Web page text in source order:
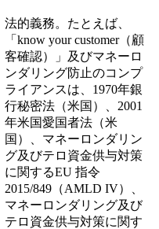
法的義務。たとえば、
「know your customer（顧
客確認）」及びマネーロ
ンダリング防止のコンプ
ライアンスは、1970年銀
行秘密法（米国）、2001
年米国愛国者法（米
国）、マネーロンダリン
グ及びテロ資金供与対策
に関するEU 指令
2015/849（AMLD IV）、
マネーロンダリング及び
テロ資金供与対策に関す